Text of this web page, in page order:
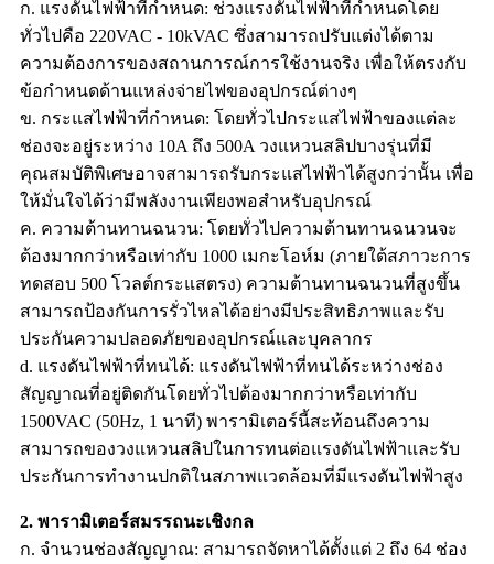
ก. แรงดันไฟฟ้าที่กำหนด: ช่วงแรงดันไฟฟ้าที่กำหนดโดย
ทั่วไปคือ 220VAC - 10kVAC ซึ่งสามารถปรับแต่งได้ตาม
ความต้องการของสถานการณ์การใช้งานจริง เพื่อให้ตรงกับ
ข้อกำหนดด้านแหล่งจ่ายไฟของอุปกรณ์ต่างๆ
ข. กระแสไฟฟ้าที่กำหนด: โดยทั่วไปกระแสไฟฟ้าของแต่ละ
ช่องจะอยู่ระหว่าง 10A ถึง 500A วงแหวนสลิปบางรุ่นที่มี
คุณสมบัติพิเศษอาจสามารถรับกระแสไฟฟ้าได้สูงกว่านั้น เพื่อ
ให้มั่นใจได้ว่ามีพลังงานเพียงพอสำหรับอุปกรณ์
ค. ความต้านทานฉนวน: โดยทั่วไปความต้านทานฉนวนจะ
ต้องมากกว่าหรือเท่ากับ 1000 เมกะโอห์ม (ภายใต้สภาวะการ
ทดสอบ 500 โวลต์กระแสตรง) ความต้านทานฉนวนที่สูงขึ้น
สามารถป้องกันการรั่วไหลได้อย่างมีประสิทธิภาพและรับ
ประกันความปลอดภัยของอุปกรณ์และบุคลากร
d. แรงดันไฟฟ้าที่ทนได้: แรงดันไฟฟ้าที่ทนได้ระหว่างช่อง
สัญญาณที่อยู่ติดกันโดยทั่วไปต้องมากกว่าหรือเท่ากับ
1500VAC (50Hz, 1 นาที) พารามิเตอร์นี้สะท้อนถึงความ
สามารถของวงแหวนสลิปในการทนต่อแรงดันไฟฟ้าและรับ
ประกันการทำงานปกติในสภาพแวดล้อมที่มีแรงดันไฟฟ้าสูง
2. พารามิเตอร์สมรรถนะเชิงกล
ก. จำนวนช่องสัญญาณ: สามารถจัดหาได้ตั้งแต่ 2 ถึง 64 ช่อง